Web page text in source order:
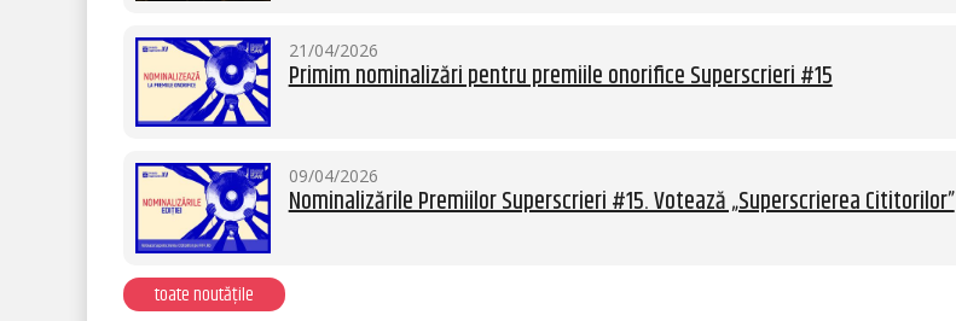
21/04/2026
Primim nominalizări pentru premiile onorifice Superscrieri #15
09/04/2026
Nominalizările Premiilor Superscrieri #15. Votează „Superscrierea Cititorilor”
toate noutățile